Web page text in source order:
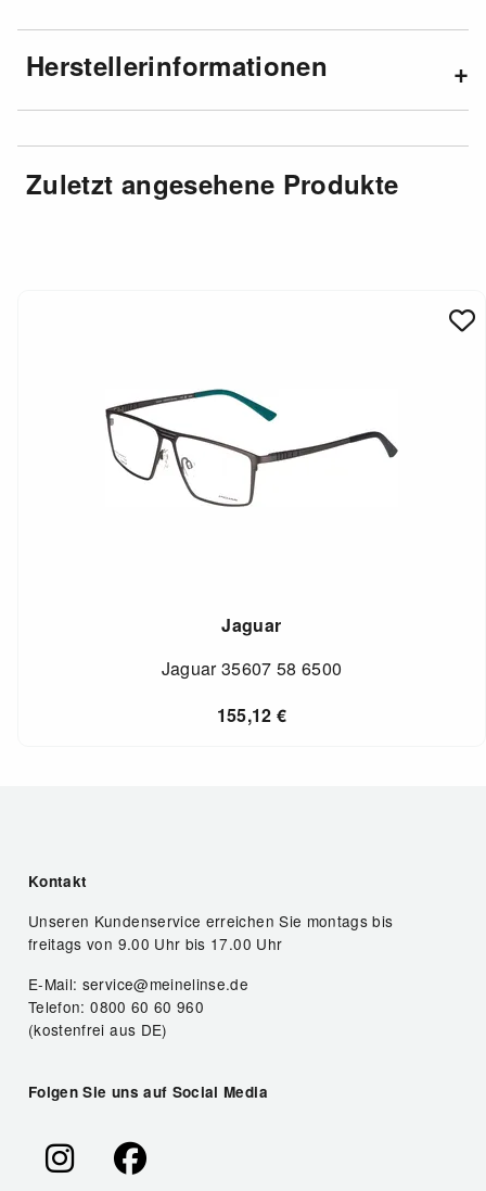
Herstellerinformationen
Zuletzt angesehene Produkte
Jaguar
Jaguar 35607 58 6500
155,12€
Kontakt
Unseren Kundenservice erreichen Sie montags bis
freitags von 9.00 Uhr bis 17.00 Uhr
E-Mail: service@meinelinse.de
Telefon: 0800 60 60 960
(kostenfrei aus DE)
Folgen Sie uns auf Social Media